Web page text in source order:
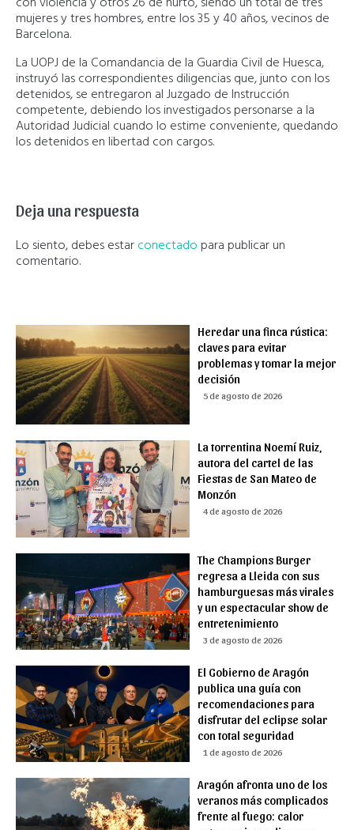
mujeres y tres hombres, entre los 35 y 40 años, vecinos de
Barcelona.
La UOPJ de la Comandancia de la Guardia Civil de Huesca,
instruyó las correspondientes diligencias que, junto con los
detenidos, se entregaron al Juzgado de Instrucción
competente, debiendo los investigados personarse a la
Autoridad Judicial cuando lo estime conveniente, quedando
los detenidos en libertad con cargos.
Deja una respuesta
Lo siento, debes estarconectado para publicar un
comentario.
Heredar una finca rústica:
claves para evitar
problemas y tomar la mejor
decisión
5 de agosto de 2026
La torrentina Noemí Ruiz,
autora del cartel de las
Fiestas de San Mateo de
Monzón
4 de agosto de 2026
The Champions Burger
regresa a Lleida con sus
hamburguesas más virales
y un espectacular show de
entretenimiento
3 de agosto de 2026
El Gobierno de Aragón
publica una guía con
recomendaciones para
disfrutar del eclipse solar
con total seguridad
1 de agosto de 2026
Aragón afronta uno de los
veranos más complicados
frente al fuego: calor